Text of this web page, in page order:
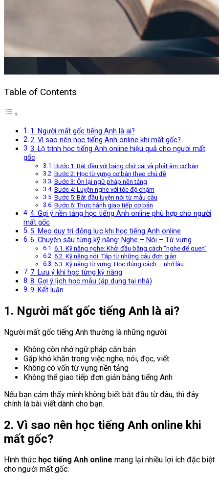
Table of Contents
1. Người mất gốc tiếng Anh là ai?
2. Vì sao nên học tiếng Anh online khi mất gốc?
3. Lộ trình học tiếng Anh online hiệu quả cho người mất
gốc
Bước 1: Bắt đầu với bảng chữ cái và phát âm cơ bản
Bước 2: Học từ vựng cơ bản theo chủ đề
Bước 3: Ôn lại ngữ pháp nền tảng
Bước 4: Luyện nghe với tốc độ chậm
Bước 5: Bắt đầu luyện nói từ mẫu câu
Bước 6: Thực hành giao tiếp cơ bản
4. Gợi ý nền tảng học tiếng Anh online phù hợp cho người
mất gốc
5. Mẹo duy trì động lực khi học tiếng Anh online
6. Chuyên sâu từng kỹ năng: Nghe – Nói – Từ vựng
6.1. Kỹ năng nghe: Khởi đầu bằng cách “nghe để quen”
6.2. Kỹ năng nói: Tập từ những câu đơn giản
6.3. Kỹ năng từ vựng: Học đúng cách – nhớ lâu
7. Lưu ý khi học từng kỹ năng
8. Gợi ý lịch học mẫu (áp dụng tại nhà)
9. Kết luận
1. Người mất gốc tiếng Anh là ai?
Người mất gốc tiếng Anh thường là những người:
Không còn nhớ ngữ pháp căn bản
Gặp khó khăn trong việc nghe, nói, đọc, viết
Không có vốn từ vựng nền tảng
Không thể giao tiếp đơn giản bằng tiếng Anh
Nếu bạn cảm thấy mình không biết bắt đầu từ đâu, thì đây
chính là bài viết dành cho bạn.
2. Vì sao nên học tiếng Anh online khi
mất gốc?
Hình thức học tiếng Anh online mang lại nhiều lợi ích đặc biệt
cho người mất gốc: